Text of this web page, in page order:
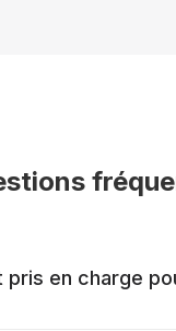
en charge